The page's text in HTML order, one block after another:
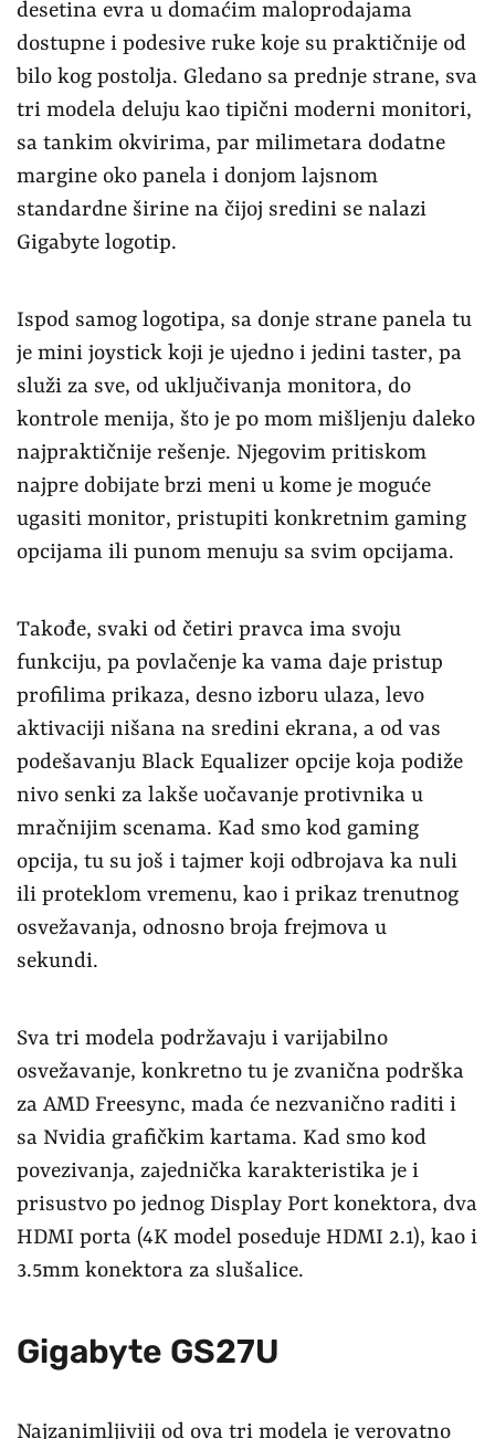
desetina evra u domaćim maloprodajama
dostupne i podesive ruke koje su praktičnije od
bilo kog postolja. Gledano sa prednje strane, sva
tri modela deluju kao tipični moderni monitori,
sa tankim okvirima, par milimetara dodatne
margine oko panela i donjom lajsnom
standardne širine na čijoj sredini se nalazi
Gigabyte logotip.
Ispod samog logotipa, sa donje strane panela tu
je mini joystick koji je ujedno i jedini taster, pa
služi za sve, od uključivanja monitora, do
kontrole menija, što je po mom mišljenju daleko
najpraktičnije rešenje. Njegovim pritiskom
najpre dobijate brzi meni u kome je moguće
ugasiti monitor, pristupiti konkretnim gaming
opcijama ili punom menuju sa svim opcijama.
Takođe, svaki od četiri pravca ima svoju
funkciju, pa povlačenje ka vama daje pristup
profilima prikaza, desno izboru ulaza, levo
aktivaciji nišana na sredini ekrana, a od vas
podešavanju Black Equalizer opcije koja podiže
nivo senki za lakše uočavanje protivnika u
mračnijim scenama. Kad smo kod gaming
opcija, tu su još i tajmer koji odbrojava ka nuli
ili proteklom vremenu, kao i prikaz trenutnog
osvežavanja, odnosno broja frejmova u
sekundi.
Sva tri modela podržavaju i varijabilno
osvežavanje, konkretno tu je zvanična podrška
za AMD Freesync, mada će nezvanično raditi i
sa Nvidia grafičkim kartama. Kad smo kod
povezivanja, zajednička karakteristika je i
prisustvo po jednog Display Port konektora, dva
HDMI porta (4K model poseduje HDMI 2.1), kao i
3.5mm konektora za slušalice.
Gigabyte GS27U
Najzanimljiviji od ova tri modela je verovatno